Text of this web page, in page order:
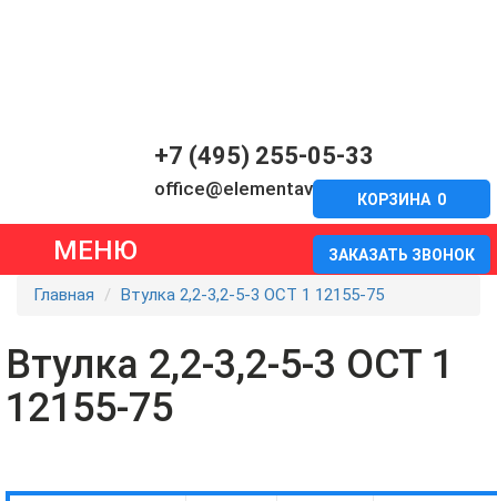
+7 (495) 255-05-33
office@elementavia.ru
ЗАКАЗАТЬ ЗВОНОК
КОРЗИНА 0
МЕНЮ
Главная Втулка 2,2-3,2-5-3 ОСТ 1 12155-75
Втулка 2,2-3,2-5-3 ОСТ 1
12155-75